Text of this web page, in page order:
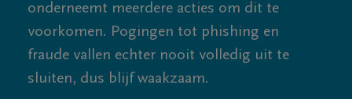
onderneemt meerdere acties om dit te
voorkomen. Pogingen tot phishing en
fraude vallen echter nooit volledig uit te
sluiten, dus blijf waakzaam.